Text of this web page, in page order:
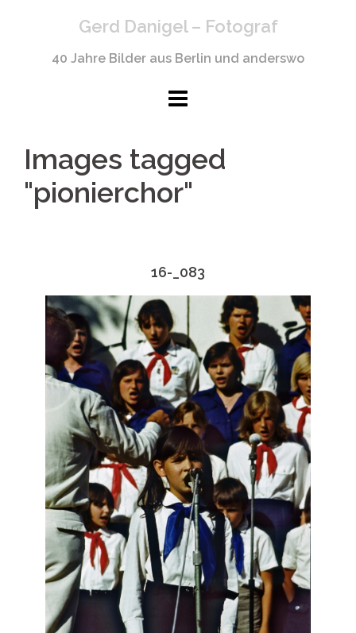
Gerd Danigel – Fotograf
40 Jahre Bilder aus Berlin und anderswo
Images tagged
"pionierchor"
16-_083